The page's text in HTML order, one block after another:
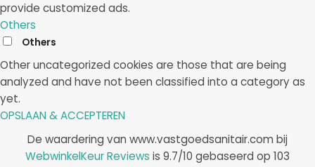
provide customized ads.
Others
Others
Other uncategorized cookies are those that are being
analyzed and have not been classified into a category as
yet.
OPSLAAN & ACCEPTEREN
De waardering van www.vastgoedsanitair.com bij
WebwinkelKeur Reviews is 9.7/10 gebaseerd op 103